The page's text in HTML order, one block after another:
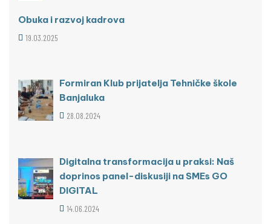
Obuka i razvoj kadrova
19.03.2025
Formiran Klub prijatelja Tehničke škole
Banjaluka
28.08.2024
Digitalna transformacija u praksi: Naš
doprinos panel-diskusiji na SMEs GO
DIGITAL
14.06.2024